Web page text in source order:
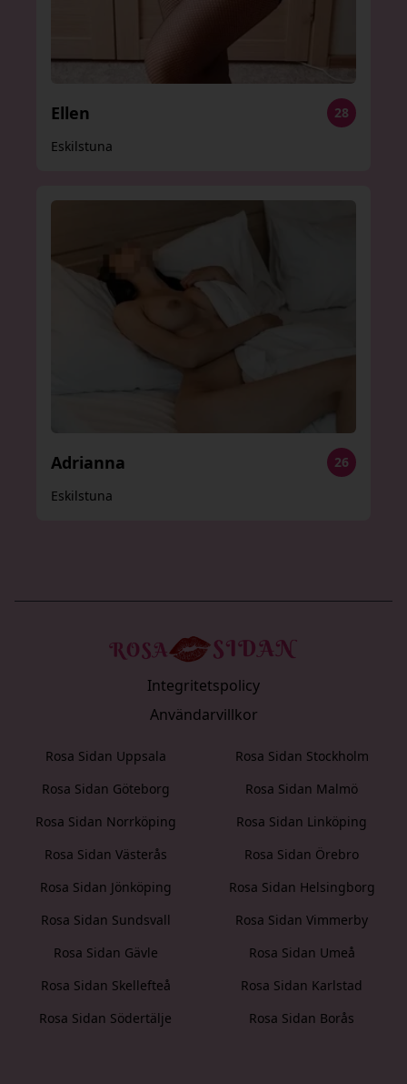
Ellen
28
Eskilstuna
Adrianna
26
Eskilstuna
Integritetspolicy
Användarvillkor
Rosa Sidan Uppsala
Rosa Sidan Stockholm
Rosa Sidan Göteborg
Rosa Sidan Malmö
Rosa Sidan Norrköping
Rosa Sidan Linköping
Rosa Sidan Västerås
Rosa Sidan Örebro
Rosa Sidan Jönköping
Rosa Sidan Helsingborg
Rosa Sidan Sundsvall
Rosa Sidan Vimmerby
Rosa Sidan Gävle
Rosa Sidan Umeå
Rosa Sidan Skellefteå
Rosa Sidan Karlstad
Rosa Sidan Södertälje
Rosa Sidan Borås